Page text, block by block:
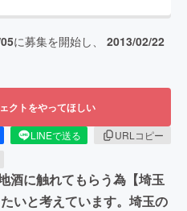
に募集を開始し、 2013/02/22
クトをやってほしい
LINEで送る
URLコピー
酒に触れてもらう為【埼玉
いと考えています。埼玉の